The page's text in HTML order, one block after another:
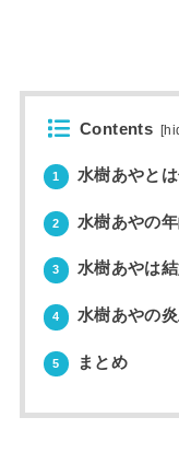
Contents [
1 水樹あやと
2 水樹あやの
3 水樹あやは
4 水樹あやの
5 まとめ